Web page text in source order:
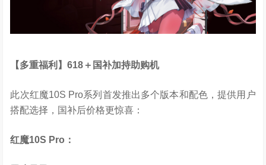
【多重福利】618 ＋国补加持助购机
此次红魔10S Pro系列首发推出多个版本和配色，提供用户
搭配选择，国补后价格更惊喜：
红魔10S Pro ：